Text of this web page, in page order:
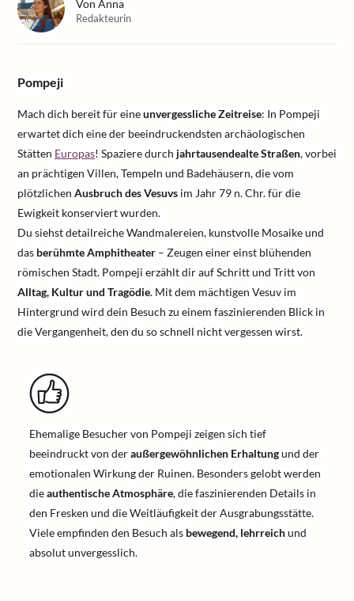
Pompeji
Mach dich bereit für eineunvergessliche Zeitreise: In Pompeji
erwartet dich eine der beeindruckendsten archäologischen
Stätten Europas! Spaziere durch jahrtausendealte Straßen, vorbei
an prächtigen Villen, Tempeln und Badehäusern, die vom
plötzlichen Ausbruch des Vesuvs im Jahr 79 n. Chr. für die
Ewigkeit konserviert wurden.
Du siehst detailreiche Wandmalereien, kunstvolle Mosaike und
das berühmte Amphitheater – Zeugen einer einst blühenden
römischen Stadt. Pompeji erzählt dir auf Schritt und Tritt von
Alltag, Kultur und Tragödie. Mit dem mächtigen Vesuv im
Hintergrund wird dein Besuch zu einem faszinierenden Blick in
die Vergangenheit, den du so schnell nicht vergessen wirst.
Ehemalige Besucher von Pompeji zeigen sich tief
beeindruckt von deraußergewöhnlichen Erhaltungund der
emotionalen Wirkung der Ruinen. Besonders gelobt werden
dieauthentische Atmosphäre, die faszinierenden Details in
den Fresken und die Weitläufigkeit der Ausgrabungsstätte.
Viele empfinden den Besuch als bewegend, lehrreichund
absolut unvergesslich.
Von Anna
Redakteurin